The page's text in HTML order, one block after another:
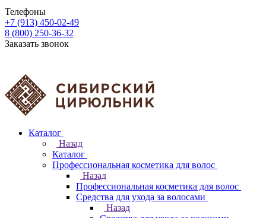
Телефоны
+7 (913) 450-02-49
8 (800) 250-36-32
Заказать звонок
Каталог
Назад
Каталог
Профессиональная косметика для волос
Назад
Профессиональная косметика для волос
Средства для ухода за волосами
Назад